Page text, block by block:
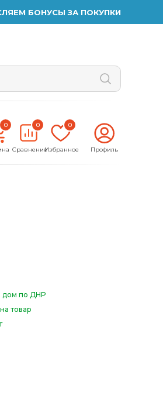
БОНУСЫ ЗА ПОКУПКИ
0 0
Сравнение
0
Избранное Профиль
дом по ДНР
товар